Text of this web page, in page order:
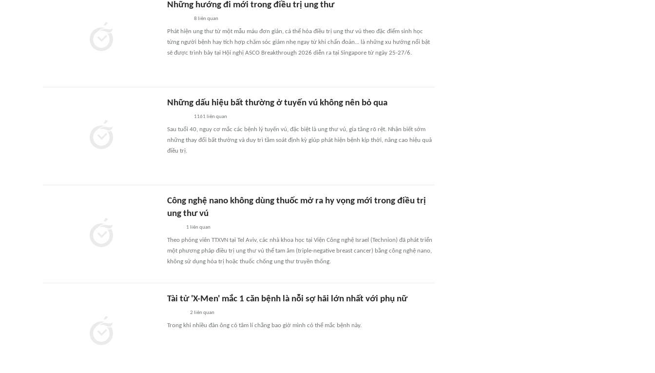
Những hướng đi mới trong điều trị ung thư
8 liên quan
Phát hiện ung thư từ một mẫu máu đơn giản, cá thể hóa điều trị ung thư vú theo đặc điểm sinh học
từng người bệnh hay tích hợp chăm sóc giảm nhẹ ngay từ khi chẩn đoán... là những xu hướng nổi bật
sẽ được trình bày tại Hội nghị ASCO Breakthrough 2026 diễn ra tại Singapore từ ngày 25-27/6.
Những dấu hiệu bất thường ở tuyến vú không nên bỏ qua
1161 liên quan
Sau tuổi 40, nguy cơ mắc các bệnh lý tuyến vú, đặc biệt là ung thư vú, gia tăng rõ rệt. Nhận biết sớm
những thay đổi bất thường và duy trì tầm soát định kỳ giúp phát hiện bệnh kịp thời, nâng cao hiệu quả
điều trị.
Công nghệ nano không dùng thuốc mở ra hy vọng mới trong điều trị
ung thư vú
1 liên quan
Theo phóng viên TTXVN tại Tel Aviv, các nhà khoa học tại Viện Công nghệ Israel (Technion) đã phát triển
một phương pháp điều trị ung thư vú thể tam âm (triple-negative breast cancer) bằng công nghệ nano,
không sử dụng hóa trị hoặc thuốc chống ung thư truyền thống.
Tài tử 'X-Men' mắc 1 căn bệnh là nỗi sợ hãi lớn nhất với phụ nữ
2 liên quan
Trong khi nhiều đàn ông có tâm lí chẳng bao giờ mình có thể mắc bệnh này.